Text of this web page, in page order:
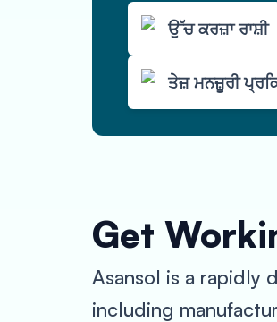
ਉੱਚ ਕਰਜ਼ਾ ਰਾਸ਼ੀ
ਤੇਜ਼ ਮਨਜ਼ੂਰੀ
Get
Asansol is a rapidly
including